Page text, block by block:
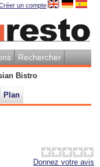
un compte
Rechercher
Bistro
Plan
Donnez votre avis